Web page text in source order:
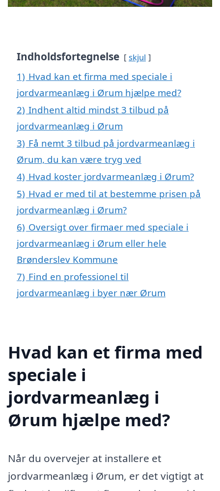
Indholdsfortegnelse skjul
1) Hvad kan et firma med speciale i
jordvarmeanlæg i Ørum hjælpe med?
2) Indhent altid mindst 3 tilbud på
jordvarmeanlæg i Ørum
3) Få nemt 3 tilbud på jordvarmeanlæg i
Ørum, du kan være tryg ved
4) Hvad koster jordvarmeanlæg i Ørum?
5) Hvad er med til at bestemme prisen på
jordvarmeanlæg i Ørum?
6) Oversigt over firmaer med speciale i
jordvarmeanlæg i Ørum eller hele
Brønderslev Kommune
7) Find en professionel til
jordvarmeanlæg i byer nær Ørum
Hvad kan et firma med
speciale i
jordvarmeanlæg i
Ørum hjælpe med?
Når du overvejer at installere et
jordvarmeanlæg i Ørum, er det vigtigt at